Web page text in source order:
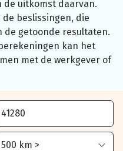
de uitkomst daarvan.
beslissingen, die
de getoonde resultaten.
kan het
met de werkgever of